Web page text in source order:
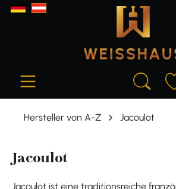
springen
Hersteller von A-Z Jacoulot
Jacoulot
Jacoulot ist eine traditionsreiche